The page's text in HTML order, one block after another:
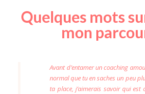
Quelques mots
mon
Avant d’entamer un coaching
normal que tu en saches un peu
ta place, j’aimerais savoir qui est